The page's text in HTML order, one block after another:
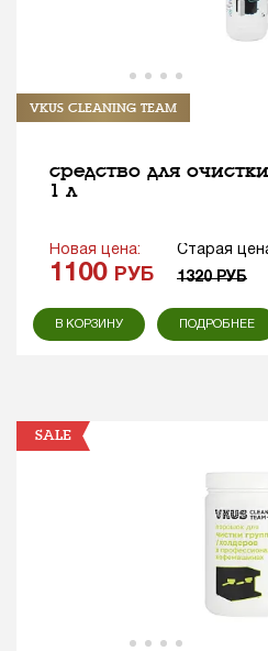
средство для
1 л
Новая цена:
1100 РУБ
Старая
1320РУБ
В КОРЗИНУ ПОДРОБНЕЕ
VKUS CLEANING TEAM
SALE